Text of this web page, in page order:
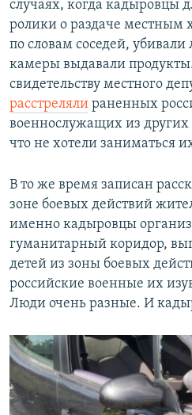
случаях, когда кадыровцы
ролики о раздаче местным
по словам соседей,
камеры выдавали
свидетельству местного
расстреляли раненных
военнослужащих из других
что не хотели заниматься
В то же время записан
зоне боевых действий
именно кадыровцы
гуманитарный коридор,
детей из зоны боевых
российские военные их
Люди очень разные. И